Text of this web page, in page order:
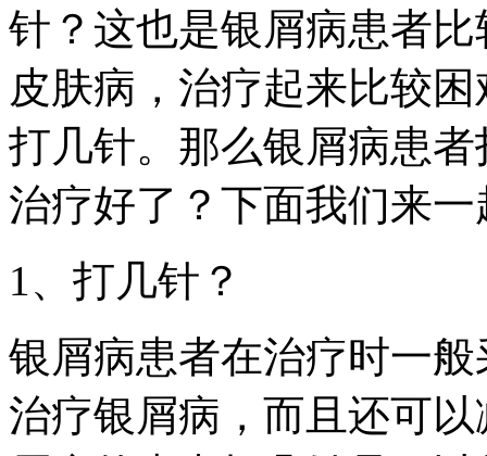
针？这也是银屑病患者
皮肤病，治疗起来比较
打几针。那么银屑病患
治疗好了？下面我们来
1、打几针？
银屑病患者在治疗时一
治疗银屑病，而且还可